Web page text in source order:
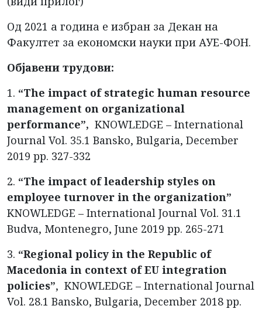
Од 2021 а година е избран за Декан на
Факултет за економски науки при АУЕ-ФОН.
Објавени трудови:
1. “The impact of strategic human resource
management on organizational
performance”, KNOWLEDGE – International
Journal Vol. 35.1 Bansko, Bulgaria, December
2019 pp. 327-332
2. “The impact of leadership styles on
employee turnover in the organization”
KNOWLEDGE – International Journal Vol. 31.1
Budva, Montenegro, June 2019 pp. 265-271
3. “Regional policy in the Republic of
Macedonia in context of EU integration
policies”, KNOWLEDGE – International Journal
Vol. 28.1 Bansko, Bulgaria, December 2018 pp.